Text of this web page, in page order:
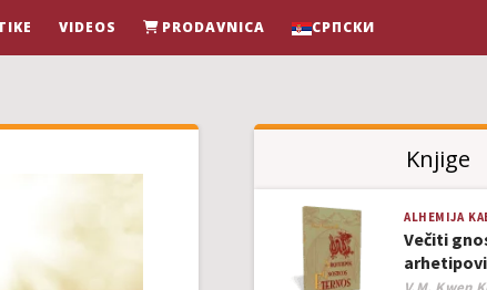
VIDEOS PRODAVNICA СРПСКИ
Knjige
ALHEMIJA
Večiti
arhetipovi
Author